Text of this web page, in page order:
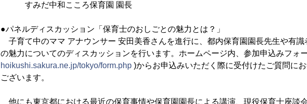
すみだ中和こころ保育園 園長
●パネルディスカッション「保育士のおしごとの魅力とは？」
子育て中のママ アナウンサー 安田美香さんを進行に、都内保育園園長先生や有
の魅力についてのディスカッションを行います。ホームページ内、参加申込みフォ
hoikushi.sakura.ne.jp/tokyo/form.php )からお申込みいただく際に受付けたご質問に
ございます。
他にも東京都における最近の保育事情や保育園園長による講演、現役保育士座談